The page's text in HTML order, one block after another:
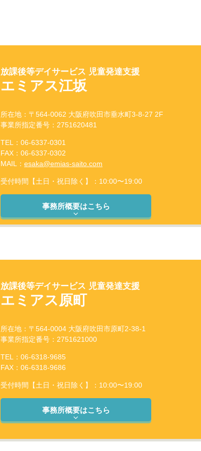
放課後等デイサービス 児童発達支援
エミアス江坂
所在地：〒564-0062 大阪府吹田市垂水町3-8-27 2F
事業所指定番号：2751620481
TEL：06-6337-0301
FAX：06-6337-0302
MAIL： esaka@emias-saito.com
受付時間【土日・祝日除く】：10:00〜19:00
事務所概要はこちら
放課後等デイサービス 児童発達支援
エミアス原町
所在地：〒564-0004 大阪府吹田市原町2-38-1
事業所指定番号：2751621000
TEL：06-6318-9685
FAX：06-6318-9686
受付時間【土日・祝日除く】：10:00〜19:00
事務所概要はこちら